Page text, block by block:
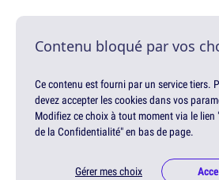
Contenu bloqué par vos
Ce contenu est fourni par un service tiers.
devez accepter les cookies dans vos
Modifiez ce choix à tout moment via le lien
de la Confidentialité" en bas de page.
Gérer mes choix